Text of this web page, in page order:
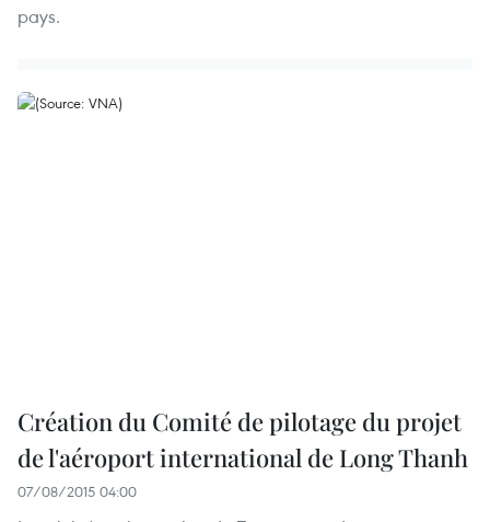
pays.
Création du Comité de pilotage du projet
de l'aéroport international de Long Thanh
07/08/2015 04:00